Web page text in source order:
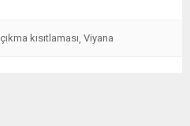
kısıtlaması Viyana